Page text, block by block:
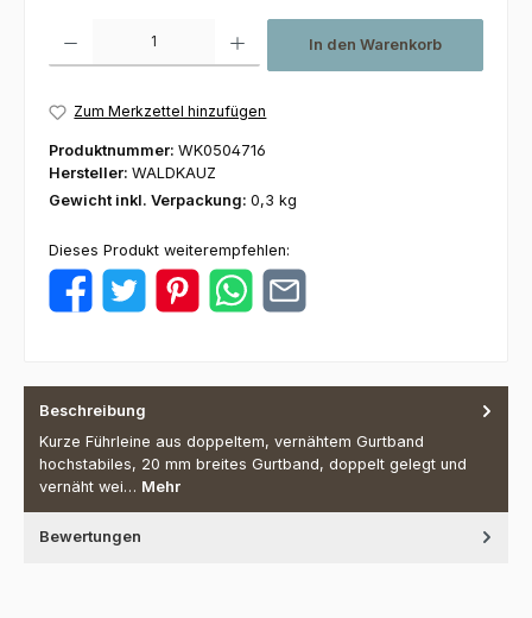
In den Warenkorb
Zum Merkzettel hinzufügen
Produktnummer: WK0504716
Hersteller: WALDKAUZ
Gewicht inkl. Verpackung: 0,3 kg
Dieses Produkt weiterempfehlen:
Beschreibung
Kurze Führleine aus doppeltem, vernähtem Gurtband
hochstabiles, 20 mm breites Gurtband, doppelt gelegt und
vernäht wei… Mehr
Bewertungen